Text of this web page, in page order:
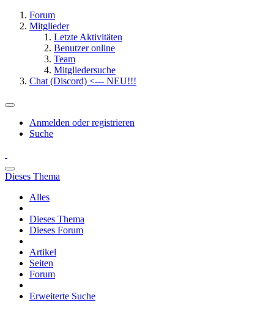
Forum
Mitglieder
Letzte Aktivitäten
Benutzer online
Team
Mitgliedersuche
Chat (Discord) <--- NEU!!!
Anmelden oder registrieren
Suche
Dieses Thema
Alles
Dieses Thema
Dieses Forum
Artikel
Seiten
Forum
Erweiterte Suche